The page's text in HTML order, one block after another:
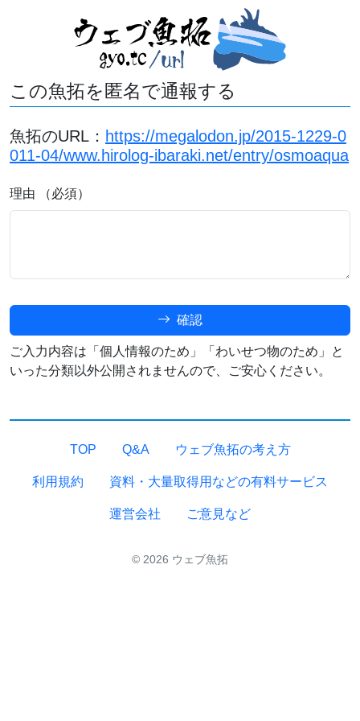
この魚拓を匿名で通報する
魚拓のURL： https://megalodon.jp/2015-1229-0
011-04/www.hirolog-ibaraki.net/entry/osmoaqua
理由 （必須）
確認
ご入力内容は「個人情報のため」「わいせつ物のため」と
いった分類以外公開されませんので、ご安心ください。
TOP Q&A ウェブ魚拓の考え方
利用規約 資料・大量取得用などの有料サービス
運営会社 ご意見など
© 2026 ウェブ魚拓